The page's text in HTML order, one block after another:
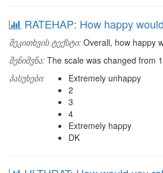
RATEHAP: How happy
შეკითხვის ტექსტი: Overall, how happy
შენიშვნა: The scale was changed from
პასუხები:
Extremely unhappy
2
3
4
Extremely happy
DK